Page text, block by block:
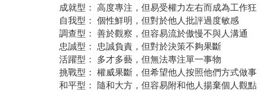
成就型： 高度專注，但易受權力左右而成為工作狂
自我型： 個性鮮明，但對於他人批評過度敏感
調查型： 善於觀察，但容易流於傲慢不與人溝通
忠誠型： 忠誠負責，但對於決策不夠果斷
活躍型： 多才多藝，但無法專注單一事物
挑戰型： 權威果斷，但希望他人按照他們方式做事
和平型： 隨和大方，但容易附和他人揚棄個人觀點